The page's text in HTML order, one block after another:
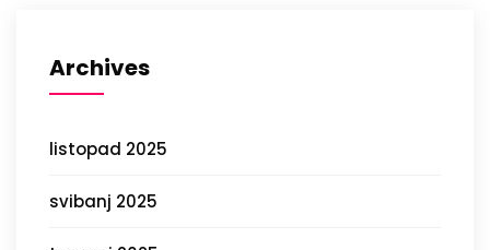
Archives
listopad 2025
svibanj 2025